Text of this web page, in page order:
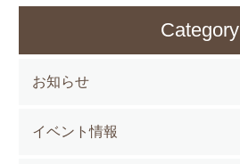
Category
お知らせ
イベント情報